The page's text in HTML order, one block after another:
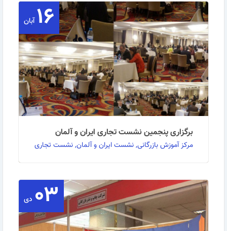
۱۶ آبان
برگزاری پنجمین نشست تجاری ایران و آلمان
مرکز آموزش بازرگانی, نشست ایران و آلمان, نشست تجاری
به گزارش روابط عمومی مرکز آموزش بازرگانی: پنجمین
نشست تجاری ایران و آلمان امروز شنبه 16 آبان ماه …
ادامه مطلب
۰۳ دی